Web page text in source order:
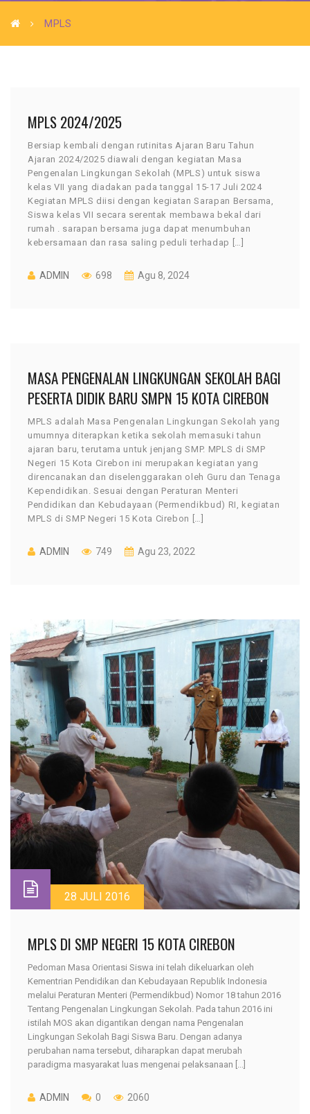
MPLS
MPLS 2024/2025
Bersiap kembali dengan rutinitas Ajaran Baru Tahun
Ajaran 2024/2025 diawali dengan kegiatan Masa
Pengenalan Lingkungan Sekolah (MPLS) untuk siswa
kelas VII yang diadakan pada tanggal 15-17 Juli 2024
Kegiatan MPLS diisi dengan kegiatan Sarapan Bersama,
Siswa kelas VII secara serentak membawa bekal dari
rumah . sarapan bersama juga dapat menumbuhan
kebersamaan dan rasa saling peduli terhadap […]
ADMIN 698 Agu 8, 2024
MASA PENGENALAN LINGKUNGAN SEKOLAH BAGI
PESERTA DIDIK BARU SMPN 15 KOTA CIREBON
MPLS adalah Masa Pengenalan Lingkungan Sekolah yang
umumnya diterapkan ketika sekolah memasuki tahun
ajaran baru, terutama untuk jenjang SMP. MPLS di SMP
Negeri 15 Kota Cirebon ini merupakan kegiatan yang
direncanakan dan diselenggarakan oleh Guru dan Tenaga
Kependidikan. Sesuai dengan Peraturan Menteri
Pendidikan dan Kebudayaan (Permendikbud) RI, kegiatan
MPLS di SMP Negeri 15 Kota Cirebon […]
ADMIN 749 Agu 23, 2022
28 JULI 2016
MPLS DI SMP NEGERI 15 KOTA CIREBON
Pedoman Masa Orientasi Siswa ini telah dikeluarkan oleh
Kementrian Pendidikan dan Kebudayaan Republik Indonesia
melalui Peraturan Menteri (Permendikbud) Nomor 18 tahun 2016
Tentang Pengenalan Lingkungan Sekolah. Pada tahun 2016 ini
istilah MOS akan digantikan dengan nama Pengenalan
Lingkungan Sekolah Bagi Siswa Baru. Dengan adanya
perubahan nama tersebut, diharapkan dapat merubah
paradigma masyarakat luas mengenai pelaksanaan [...]
ADMIN 0 2060